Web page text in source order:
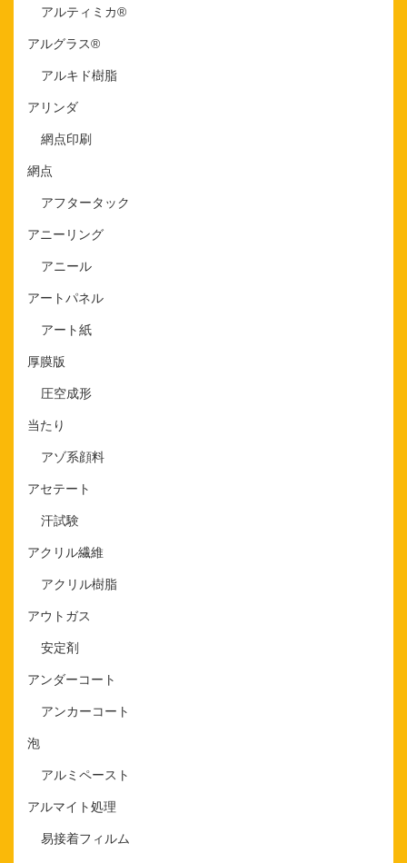
アルティミカ®
アルグラス®
アルキド樹脂
アリンダ
網点印刷
網点
アフタータック
アニーリング
アニール
アートパネル
アート紙
厚膜版
圧空成形
当たり
アゾ系顔料
アセテート
汗試験
アクリル繊維
アクリル樹脂
アウトガス
安定剤
アンダーコート
アンカーコート
泡
アルミペースト
アルマイト処理
易接着フィルム